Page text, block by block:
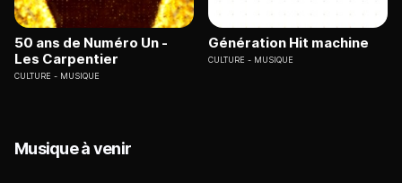
50 ans de Numéro Un -
Les Carpentier
CULTURE MUSIQUE
Génération Hit machine
CULTURE MUSIQUE
Musique à venir